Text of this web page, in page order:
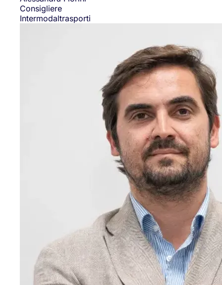
Consigliere
Intermodaltrasporti